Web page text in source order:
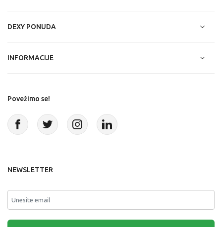
DEXY PONUDA
INFORMACIJE
Povežimo se!
NEWSLETTER